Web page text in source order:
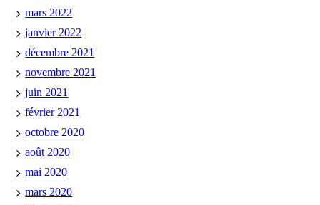
mars 2022
janvier 2022
décembre 2021
novembre 2021
juin 2021
février 2021
octobre 2020
août 2020
mai 2020
mars 2020